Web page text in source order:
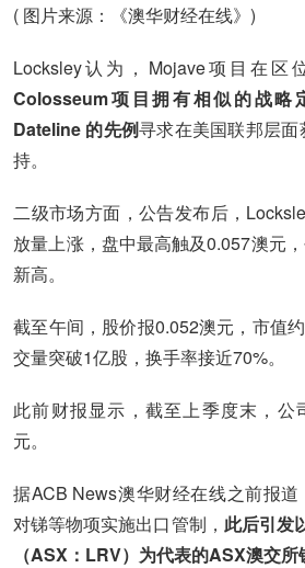
( 图片来源：《澳华财经在线》)
Locksley认为，Mojave项目在区
Colosseum项目拥有相似的战略
Dateline 的先例寻求在美国联邦层
持。
二级市场方面，公告发布后，
放量上涨，盘中最高触及0.057澳元
新高。
截至午间，股价报0.052澳元，市值
交量突破1亿股，换手率接近70%。
此前财报显示，截至上季度末，公
元。
据ACB News澳华财经在线之前报
对锑等物项实施出口管制， 此后引发
（ASX：LRV）为代表的ASX澳交所